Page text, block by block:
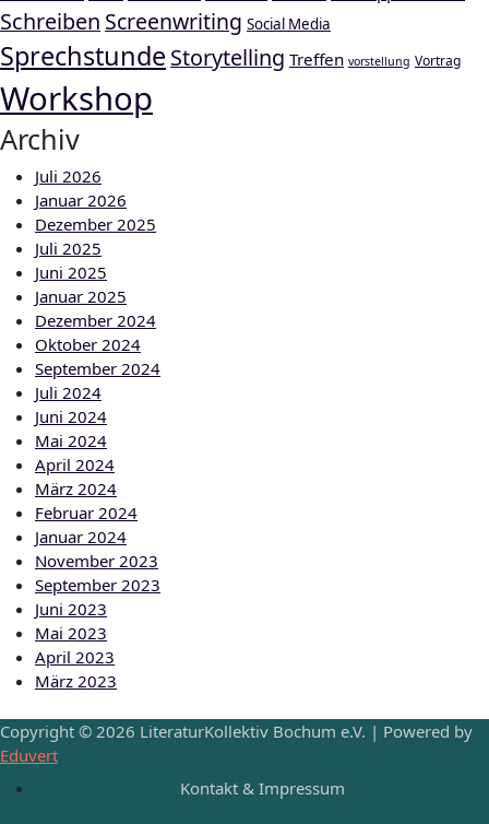
Schreiben Screenwriting Social Media
Sprechstunde Storytelling Treffen vorstellung Vortrag
Workshop
Archiv
Juli 2026
Januar 2026
Dezember 2025
Juli 2025
Juni 2025
Januar 2025
Dezember 2024
Oktober 2024
September 2024
Juli 2024
Juni 2024
Mai 2024
April 2024
März 2024
Februar 2024
Januar 2024
November 2023
September 2023
Juni 2023
Mai 2023
April 2023
März 2023
Copyright © 2026 LiteraturKollektiv Bochum e.V. | Powered by
Eduvert
Kontakt & Impressum